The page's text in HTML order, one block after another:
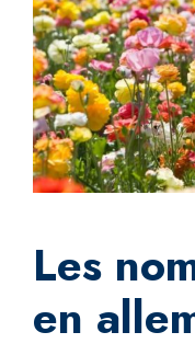
Les
en